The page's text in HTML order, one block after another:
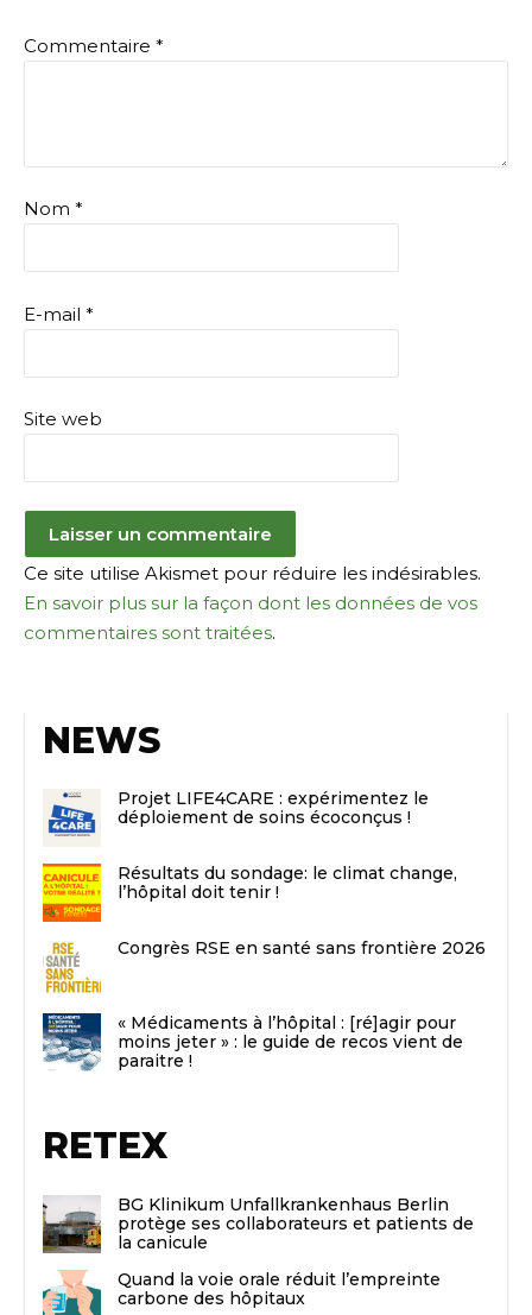
Commentaire *
Nom *
E-mail *
Site web
Ce site utilise Akismet pour réduire les indésirables.
En savoir plus sur la façon dont les données de vos
commentaires sont traitées.
NEWS
Projet LIFE4CARE : expérimentez le
déploiement de soins écoconçus !
Résultats du sondage: le climat change,
l’hôpital doit tenir !
Congrès RSE en santé sans frontière 2026
« Médicaments à l’hôpital : [ré]agir pour
moins jeter » : le guide de recos vient de
paraitre !
RETEX
BG Klinikum Unfallkrankenhaus Berlin
protège ses collaborateurs et patients de
la canicule
Quand la voie orale réduit l’empreinte
carbone des hôpitaux